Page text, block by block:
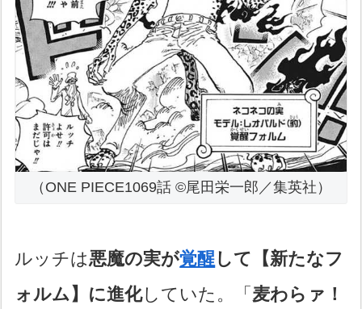
（ONE PIECE1069話 ©尾田栄一郎／集英社）
ルッチは悪魔の実が覚醒して【新たなフ
ォルム】に進化していた。「 麦わらァ！